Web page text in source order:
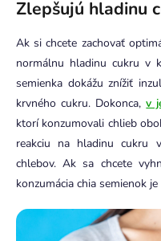
Zlepšujú hladinu
Ak si chcete zachovať
normálnu hladinu cukru v
semienka dokážu znížiť
krvného cukru. Dokonca,v
ktorí konzumovali chlieb
reakciu na hladinu cukru
chlebov. Ak sa chcete
konzumácia chia semienok